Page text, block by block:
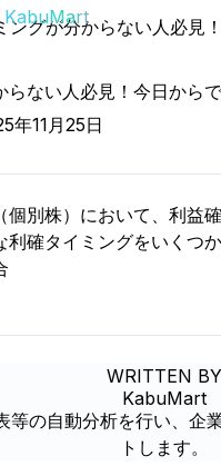
KabuMart
らない人必見！今日から
年11月25日
個別株）において、利益
確タイミングをいくつ
WRITTEN BY
KabuMart
の自動分析を行い、企
トします。